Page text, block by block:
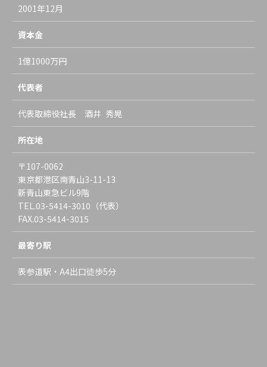
2001年12月
資本金
1億1000万円
代表者
代表取締役社長 酒井 秀晃
所在地
〒107-0062
東京都港区南青山3-11-13
新青山東急ビル9階
TEL.03-5414-3010（代表）
FAX.03-5414-3015
最寄り駅
表参道駅・A4出口徒歩5分